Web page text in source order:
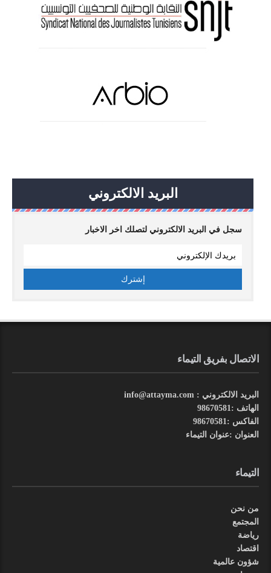
البريد الالكتروني
سجل في البريد الالكتروني لتصلك اخر الاخبار
الاتصال بفريق التيماء
البريد الالكتروني : info@attayma.com
الهاتف :98670581
الفاكس :98670581
العنوان :عنوان التيماء
التيماء
من نحن
المجتمع
رياضة
اقتصاد
شؤون عالمية